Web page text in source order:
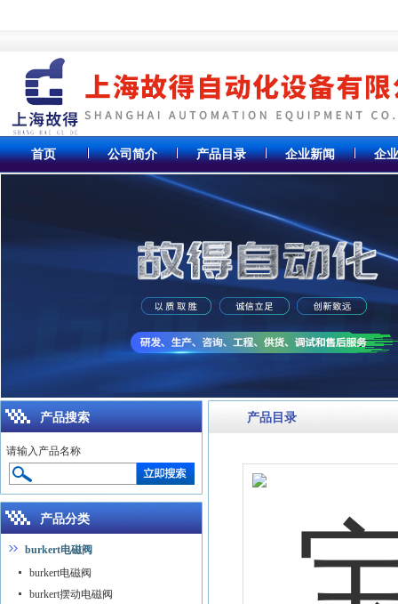
首页 公司简介 产品目录 企业新闻 企
产品目录
产品搜索
请输入产品名称
产品分类
burkert电磁阀
burkert电磁阀
burkert摆动电磁阀